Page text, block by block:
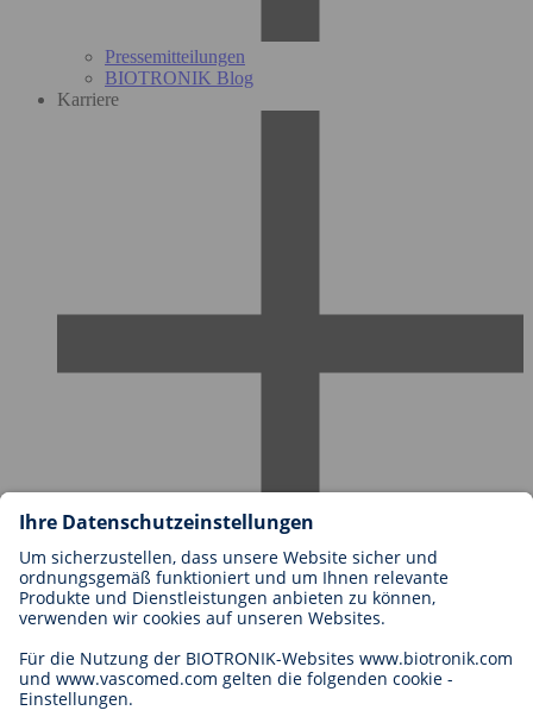
Pressemitteilungen
BIOTRONIK Blog
Karriere
Karriere bei BIOTRONIK
Einstieg
Bewerbung
Karrierechancen